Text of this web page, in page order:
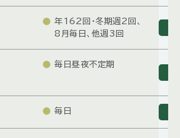
年162回・冬期週2回、
8月毎日、他週3回
毎日昼夜不定期
毎日